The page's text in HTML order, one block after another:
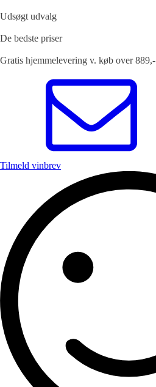
Udsøgt udvalg
De bedste priser
Gratis hjemmelevering v. køb over 889,-
Tilmeld vinbrev